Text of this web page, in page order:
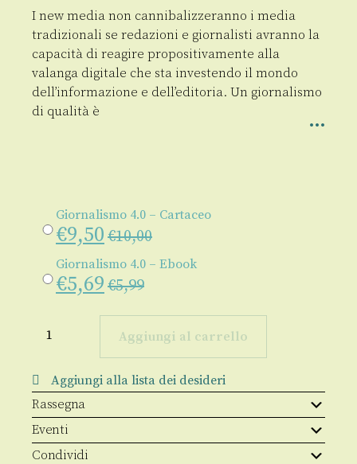
I new media non cannibalizzeranno i media
tradizionali se redazioni e giornalisti avranno la
capacità di reagire propositivamente alla
valanga digitale che sta investendo il mondo
dell’informazione e dell’editoria. Un giornalismo
di qualità è
Giornalismo 4.0 – Cartaceo
€9,50 €10,00
Giornalismo 4.0 – Ebook
€5,69 €5,99
Giornalismo
Aggiungi al carrello
Aggiungi alla lista dei desideri
Rassegna
Eventi
Condividi